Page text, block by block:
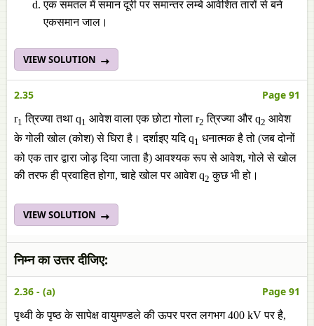
एक समतल में समान दूरी पर समान्तर लम्बे आवेशित तारों से बने
एकसमान जाल।
VIEW SOLUTION
2.35 Page 91
r1 त्रिज्या तथा q1 आवेश वाला एक छोटा गोला r2 त्रिज्या और q2 आवेश
के गोली खोल (कोश) से घिरा है। दर्शाइए यदि q1 धनात्मक है तो (जब दोनों
को एक तार द्वारा जोड़ दिया जाता है) आवश्यक रूप से आवेश, गोले से खोल
की तरफ ही प्रवाहित होगा, चाहे खोल पर आवेश q2 कुछ भी हो।
VIEW SOLUTION
निम्न का उत्तर दीजिए:
2.36 - (a) Page 91
पृथ्वी के पृष्ठ के सापेक्ष वायुमण्डले की ऊपर परत लगभग 400 kV पर है,